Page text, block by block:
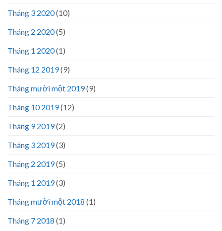
Tháng 3 2020(10)
Tháng 2 2020(5)
Tháng 1 2020(1)
Tháng 12 2019(9)
Tháng mười một 2019(9)
Tháng 10 2019(12)
Tháng 9 2019(2)
Tháng 3 2019(3)
Tháng 2 2019(5)
Tháng 1 2019(3)
Tháng mười một 2018 (1)
Tháng 7 2018 (1)